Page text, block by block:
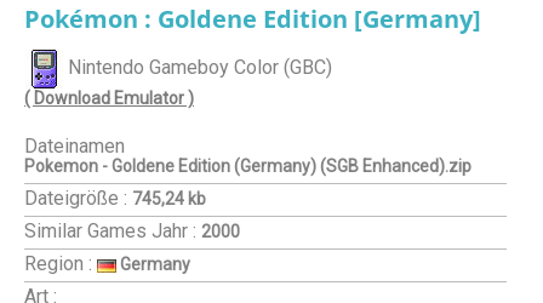
Pokémon : Goldene Edition [Germany]
Nintendo Gameboy Color (GBC)
( Download Emulator )
Dateinamen
Pokemon - Goldene Edition (Germany) (SGB Enhanced).zip
Dateigröße : 745,24 kb
Similar Games Jahr : 2000
Region : Germany
Art :